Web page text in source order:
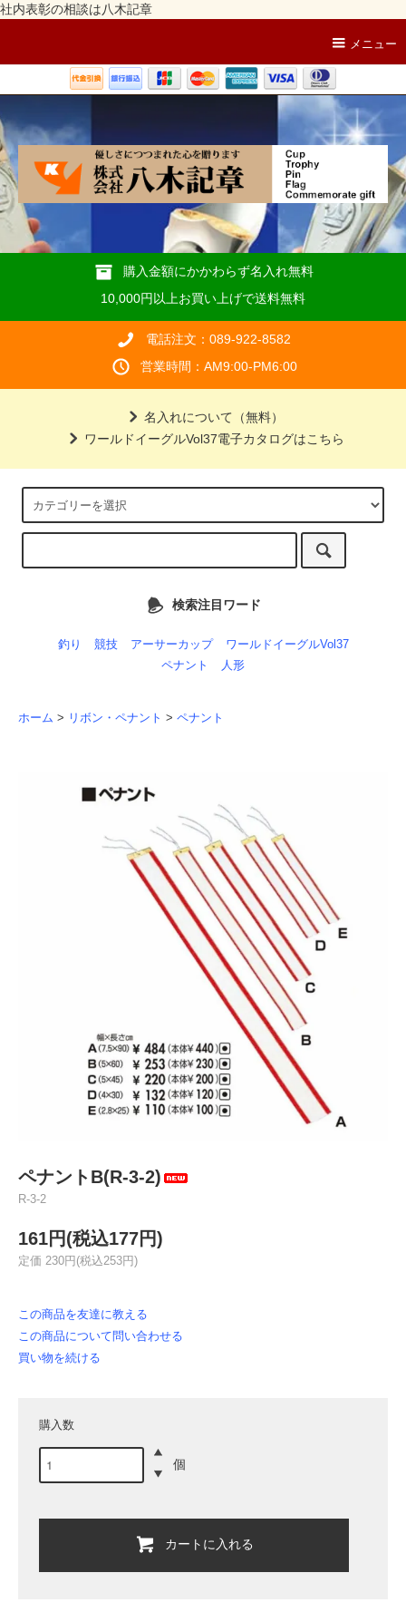
社内表彰の相談は八木記章
メニュー
購入金額にかかわらず名入れ無料
10,000円以上お買い上げで送料無料
電話注文：089-922-8582
営業時間：AM9:00-PM6:00
名入れについて（無料）
ワールドイーグルVol37電子カタログはこちら
検索注目ワード
釣り 競技 アーサーカップ
ワールドイーグルVol37
ペナント
人形
ホーム > リボン・ペナント > ペナント
ペナントB(R-3-2)
R-3-2
161円(税込177円)
定価 230円(税込253円)
この商品を友達に教える
この商品について問い合わせる
買い物を続ける
購入数
個
カートに入れる